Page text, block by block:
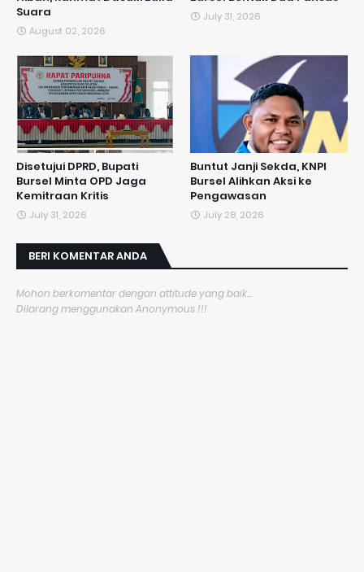
Suara
August 02, 2026
July 31, 2026
Disetujui DPRD, Bupati
Bursel Minta OPD Jaga
Kemitraan Kritis
July 31, 2026
​Buntut Janji Sekda, KNPI
Bursel Alihkan Aksi ke
Pengawasan
July 28, 2026
BERI KOMENTAR ANDA
Mohon berkomentar dengan attitude yang baik...
Dilarang menggunakan Anonymous !!!